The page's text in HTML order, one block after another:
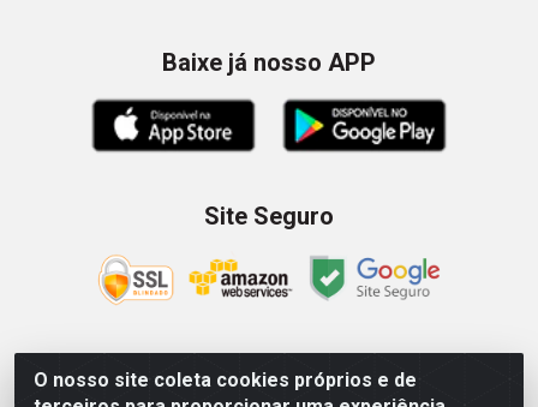
O nosso site coleta cookies próprios e de
Baixe já nosso APP
Site Seguro
Zein Importação e Comércio LTDA - Av. Senador Queiróz, 274